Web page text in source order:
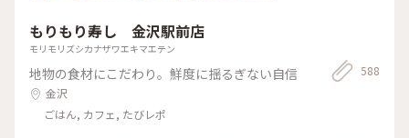
もりもり寿し 金沢駅前店
モリモリズシカナザワエキマエテン
地物の食材にこだわり。鮮度に揺るぎない自信
金沢
ごはん, カフェ, たびレポ
588